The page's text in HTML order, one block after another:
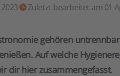
Zuletzt bearbeitet am 01
gehören
Auf welche
dir hier zusammengefasst.